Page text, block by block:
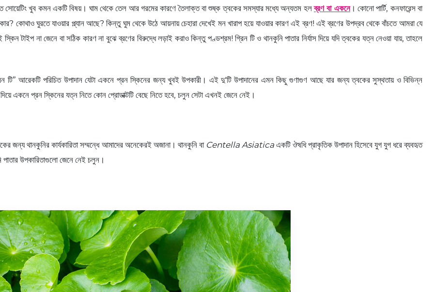
খুব কমন একটি বিষয়। ঘাম থেকে তেল আর গরমের কারণে তৈলাক্ত বা শুষ্ক ত্বকের সমস্যার মধ্যে অন্যতম হলব্রণ বা একনে। কোনো পার্টি, কনফারেন্স বা
কোথাও ঘুরতে যাওয়ার প্ল্যান আছে? কিন্তু ঘুম থেকে উঠে আয়নায় চেহারা দেখেই মন খারাপ হয়ে যাওয়ার কারণ এই ব্রণ! এই ব্রণের উপদ্রব থেকে বাঁচতে আমরা যে
টাইপ না জেনে বা সঠিক কারণ না বুঝে ব্রণের বিরুদ্ধে লড়াই করাও কিন্তু পণ্ডশ্রম! গ্রিন টি ও থানকুনি পাতার নির্যাস দিয়ে যদি ত্বকের যত্ন নেওয়া যায়, তাহলে
টি” আরেকটি পরিচিত উপাদান যেটা একনে প্রন স্কিনের জন্য খুবই উপকারী। এই দু'টি উপাদানের এমন কিছু গুণাগুণ আছে যার জন্য ত্বকের সুস্থতায় ও বিভিন্ন
দিয়ে একনে প্রন স্কিনের যত্ন নিতে কোন প্রোডাক্টটি বেছে নিতে হবে, চলুন সেটা এখনই জেনে নেই।
জন্য থানকুনির কার্যকারিতা সম্মন্ধে আমাদের অনেকেরই অজানা। থানকুনি বা Centella Asiaticaএকটি ঔষধি প্রাকৃতিক উপাদান হিসেবে যুগ যুগ ধরে ব্যবহৃত
উপকারিতাগুলো জেনে নেই চলুন।